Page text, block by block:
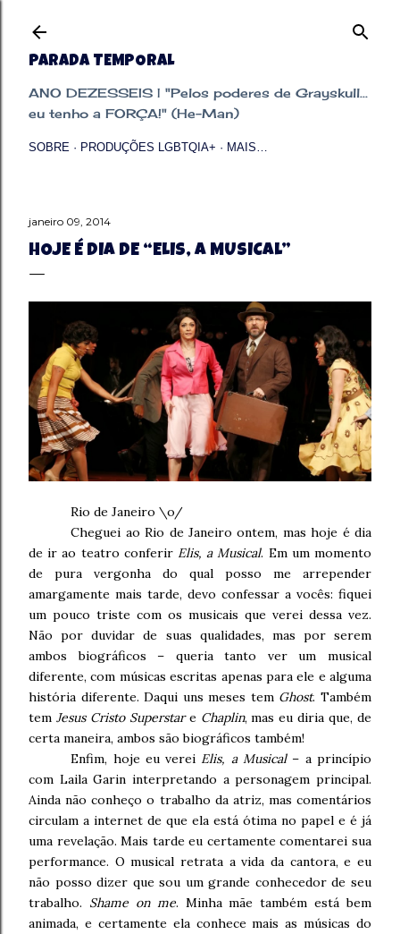
PARADA TEMPORAL
ANO DEZESSEIS | "Pelos poderes de Grayskull...
eu tenho a FORÇA!" (He-Man)
SOBRE PRODUÇÕES LGBTQIA+ MAIS…
janeiro 09, 2014
HOJE É DIA DE “ELIS, A MUSICAL”
Rio de Janeiro \o/
Cheguei ao Rio de Janeiro ontem, mas hoje é dia
de ir ao teatro conferir Elis, a Musical. Em um momento
de pura vergonha do qual posso me arrepender
amargamente mais tarde, devo confessar a vocês: fiquei
um pouco triste com os musicais que verei dessa vez.
Não por duvidar de suas qualidades, mas por serem
ambos biográficos – queria tanto ver um musical
diferente, com músicas escritas apenas para ele e alguma
história diferente. Daqui uns meses tem Ghost. Também
tem Jesus Cristo Superstare Chaplin, mas eu diria que, de
certa maneira, ambos são biográficos também!
Enfim, hoje eu verei Elis, a Musical– a princípio
com Laila Garin interpretando a personagem principal.
Ainda não conheço o trabalho da atriz, mas comentários
circulam a internet de que ela está ótima no papel e é já
uma revelação. Mais tarde eu certamente comentarei sua
performance. O musical retrata a vida da cantora, e eu
não posso dizer que sou um grande conhecedor de seu
trabalho. Shame on me. Minha mãe também está bem
animada, e certamente ela conhece mais as músicas do